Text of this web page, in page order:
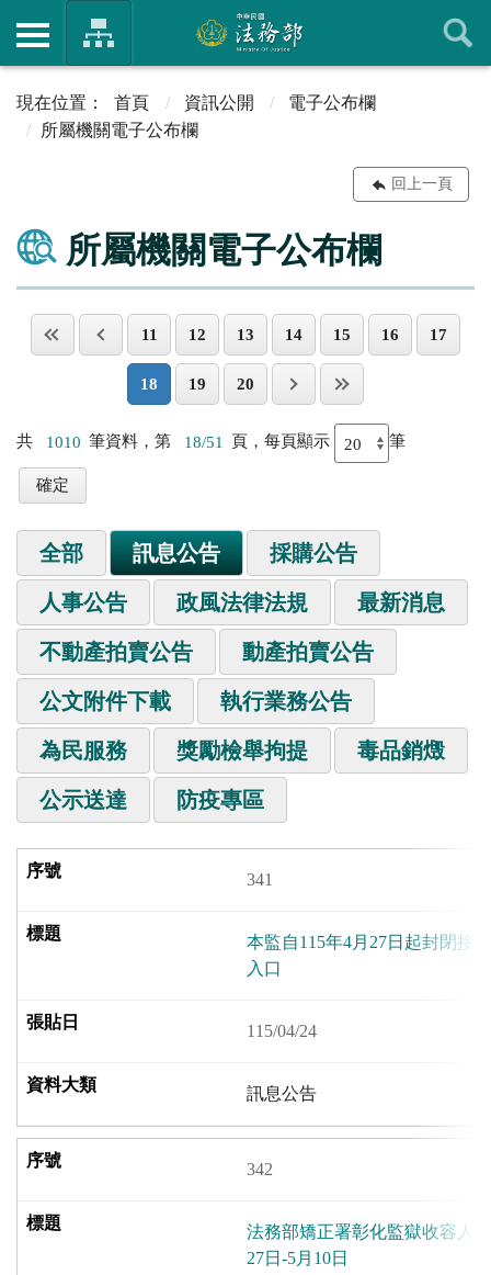
首頁 資訊公開
電子公布欄
所屬機關電子公布欄
回上一頁
所屬機關電子公布欄
11 12 13 14 15 16 17
18 19 20
共 1010 筆資料，第 18/51 頁，每頁顯示 筆
全部 訊息公告 採購公告
人事公告 政風法律法規 最新消息
不動產拍賣公告 動產拍賣公告
公文附件下載 執行業務公告
為民服務 獎勵檢舉拘提 毒品銷燬
公示送達 防疫專區
341
本監自115年4月27日起封閉接
入口
115/04/24
訊息公告
342
法務部矯正署彰化監獄收容人
27日-5月10日